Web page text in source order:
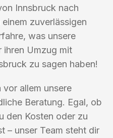
Innsbruck nach
zuverlässigen
was unsere
ihren Umzug mit
zu sagen haben!
vor allem unsere
Beratung. Egal, ob
den Kosten oder zu
– unser Team steht dir